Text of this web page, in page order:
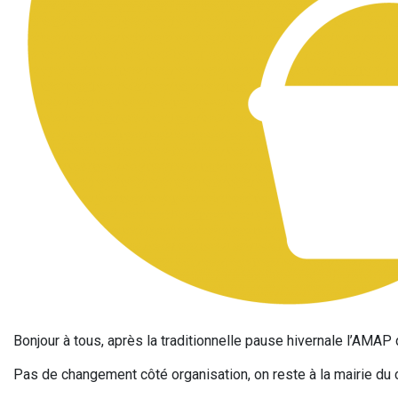
Bonjour à tous, après la traditionnelle pause hivernale
Pas de changement côté organisation, on reste à la mairie